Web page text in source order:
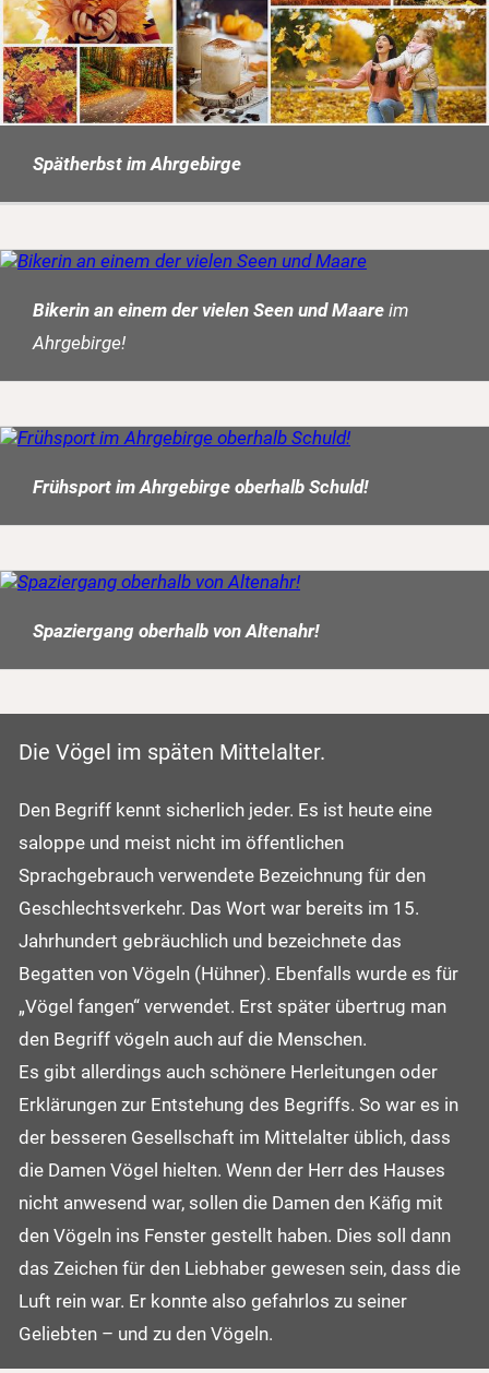
Spätherbst im Ahrgebirge
Bikerin an einem der vielen Seen und Maare im
Ahrgebirge!
Frühsport im Ahrgebirge oberhalb Schuld!
Spaziergang oberhalb von Altenahr!
Die Vögel im späten Mittelalter.
Den Begriff kennt sicherlich jeder. Es ist heute eine
saloppe und meist nicht im öffentlichen
Sprachgebrauch verwendete Bezeichnung für den
Geschlechtsverkehr. Das Wort war bereits im 15.
Jahrhundert gebräuchlich und bezeichnete das
Begatten von Vögeln (Hühner). Ebenfalls wurde es für
„Vögel fangen“ verwendet. Erst später übertrug man
den Begriff vögeln auch auf die Menschen.
Es gibt allerdings auch schönere Herleitungen oder
Erklärungen zur Entstehung des Begriffs. So war es in
der besseren Gesellschaft im Mittelalter üblich, dass
die Damen Vögel hielten. Wenn der Herr des Hauses
nicht anwesend war, sollen die Damen den Käfig mit
den Vögeln ins Fenster gestellt haben. Dies soll dann
das Zeichen für den Liebhaber gewesen sein, dass die
Luft rein war. Er konnte also gefahrlos zu seiner
Geliebten – und zu den Vögeln.